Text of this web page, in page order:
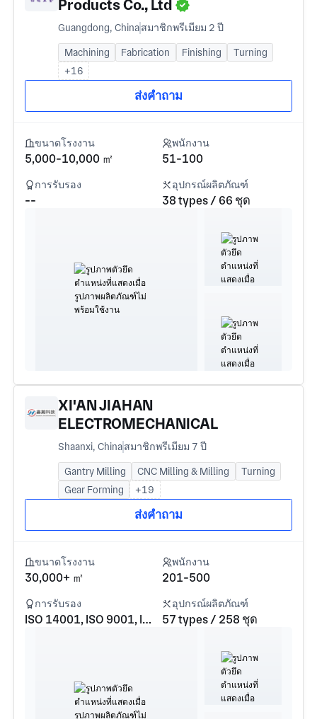
Products Co., Ltd
Guangdong, Chinaสมาชิกพรีเมียม 2 ปี
Machining Fabrication Finishing
Turning
+16
ส่งคำถาม
ขนาดโรงงาน
5,000-10,000 ㎡
พนักงาน
51-100
การรับรอง
--
อุปกรณ์ผลิตภัณฑ์
38 types / 66 ชุด
XI'AN JIAHAN
ELECTROMECHANICAL
TECHNOLOGY CO., LTD.
Shaanxi, Chinaสมาชิกพรีเมียม 7 ปี
Gantry Milling CNC Milling & Milling
Turning
Gear Forming
+19
ส่งคำถาม
ขนาดโรงงาน
30,000+ ㎡
พนักงาน
201-500
การรับรอง
ISO 14001, ISO 9001, ISO 45001
อุปกรณ์ผลิตภัณฑ์
57 types / 258 ชุด